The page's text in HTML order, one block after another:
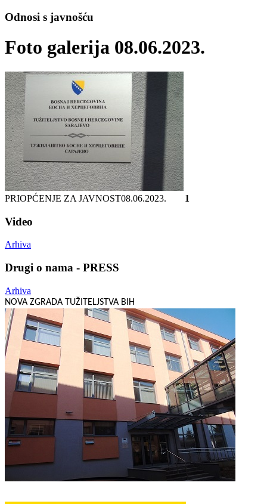
Odnosi s javnošću
Foto galerija 08.06.2023.
PRIOPĆENJE ZA JAVNOST08.06.2023. 1
Video
Arhiva
Drugi o nama - PRESS
Arhiva
NOVA ZGRADA TUŽITELJSTVA BIH